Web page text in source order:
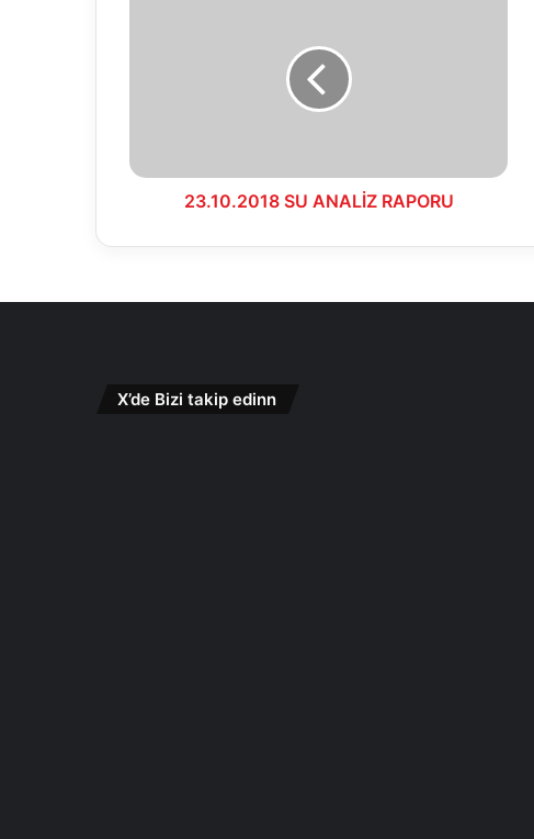
23.10.2018 SU ANALİZ RAPORU
X’de Bizi takip edinn